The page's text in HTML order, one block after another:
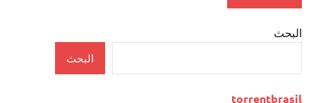
0ffice
البحث
البحث
torrentbrasil